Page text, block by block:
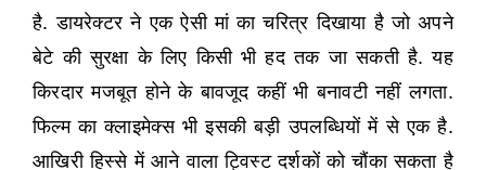
है. डायरेक्टर ने एक ऐसी मां का चरित्र दिखाया है जो अपने
बेटे की सुरक्षा के लिए किसी भी हद तक जा सकती है. यह
किरदार मजबूत होने के बावजूद कहीं भी बनावटी नहीं लगता.
फिल्म का क्लाइमेक्स भी इसकी बड़ी उपलब्धियों में से एक है.
आखिरी हिस्से में आने वाला ट्विस्ट दर्शकों को चौंका सकता है